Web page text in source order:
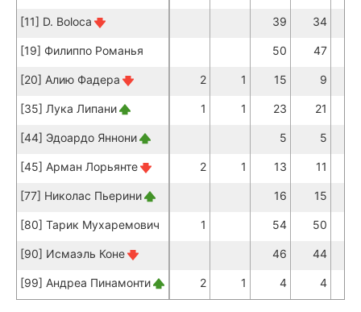
[11] D. Boloca 39 34
[19] Филиппо Романья 50 47
[20] Алию Фадера 2 1 15 9
[35] Лука Липани 1 1 23 21
[44] Эдоардо Яннони 5 5
[45] Арман Лорьянте 2 1 13 11
[77] Николас Пьерини 16 15
[80] Тарик Мухаремович 1 54 50
[90] Исмаэль Коне 46 44
[99] Андреа Пинамонти 2 1 4 4